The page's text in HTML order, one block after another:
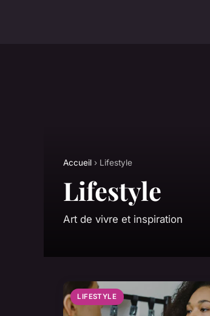
Accueil › Lifestyle
Lifestyle
Art de vivre et inspiration
LIFESTYLE